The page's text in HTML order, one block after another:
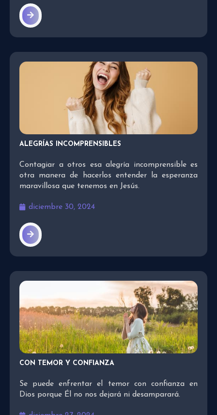
ALEGRÍAS INCOMPRENSIBLES
Contagiar a otros esa alegría incomprensible es
otra manera de hacerlos entender la esperanza
maravillosa que tenemos en Jesús.
diciembre 30, 2024
CON TEMOR Y CONFIANZA
Se puede enfrentar el temor con confianza en
Dios porque Él no nos dejará ni desamparará.